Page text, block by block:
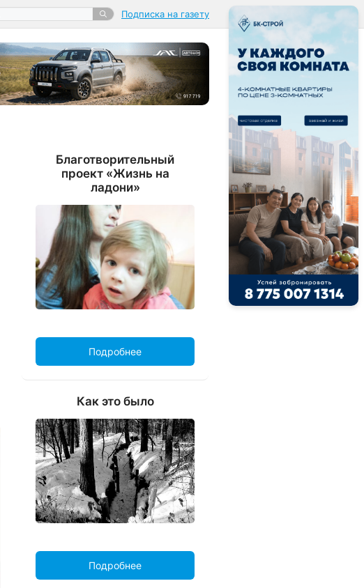
Подписка на газету
Благотворительный
проект «Жизнь на
ладони»
Подробнее
Как это было
Подробнее